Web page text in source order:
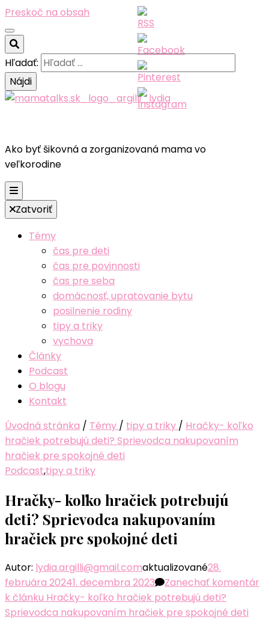
Preskoč na obsah
Hľadať:
Ako byť šikovná a zorganizovaná mama vo
veľkorodine
Zatvoriť
Témy
čas pre deti
čas pre povinnosti
čas pre seba
domácnosť, upratovanie bytu
posilnenie rodiny
tipy a triky
vychova
Články
Podcast
O blogu
Kontakt
Úvodná stránka / Témy / tipy a triky / Hračky- koľko
hračiek potrebujú deti? Sprievodca nakupovaním
hračiek pre spokojné deti
Podcast,tipy a triky
Hračky- koľko hračiek potrebujú
deti? Sprievodca nakupovaním
hračiek pre spokojné deti
Autor: lydia.argilli@gmail.comaktualizované28.
februára 20241. decembra 2023
Zanechať komentár
k článku Hračky- koľko hračiek potrebujú deti?
Sprievodca nakupovaním hračiek pre spokojné deti